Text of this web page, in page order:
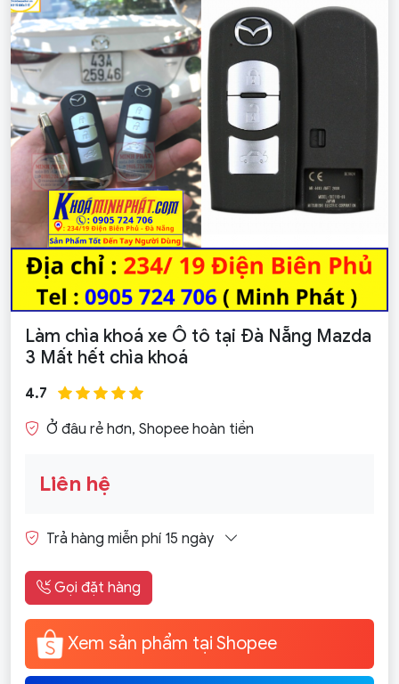
Làm chìa khoá xe Ô tô tại Đà Nẵng Mazda
3 Mất hết chìa khoá
4.7
Ở đâu rẻ hơn, Shopee hoàn tiền
Liên hệ
Trả hàng miễn phí 15 ngày
Gọi đặt hàng
Xem sản phẩm tại Shopee